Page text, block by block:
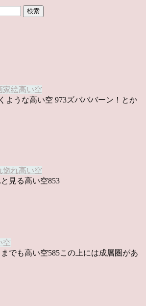
家絵高い空
ような高い空 973ズバババーン！とか
惚れ高い空
見る高い空853
空
でも高い空585この上には成層圏があ